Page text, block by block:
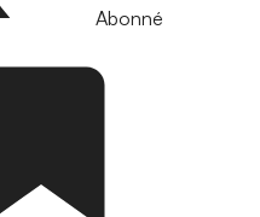
Abonné